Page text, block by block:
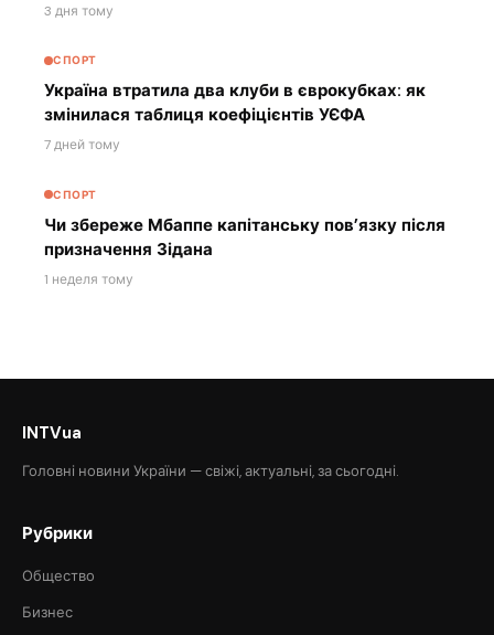
3 дня тому
СПОРТ
Україна втратила два клуби в єврокубках: як
змінилася таблиця коефіцієнтів УЄФА
7 дней тому
СПОРТ
Чи збереже Мбаппе капітанську пов’язку після
призначення Зідана
1 неделя тому
INTVua
Головні новини України — свіжі, актуальні, за сьогодні.
Рубрики
Общество
Бизнес